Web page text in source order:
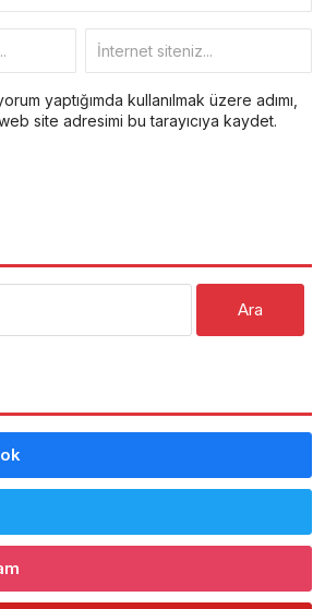
yaptığımda kullanılmak üzere adımı,
site adresimi bu tarayıcıya kaydet.